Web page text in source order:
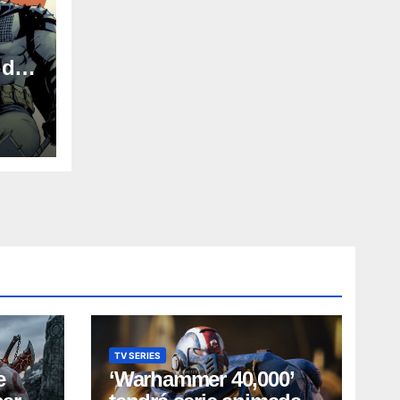
TV SERIES
‘Warhammer 40,000’